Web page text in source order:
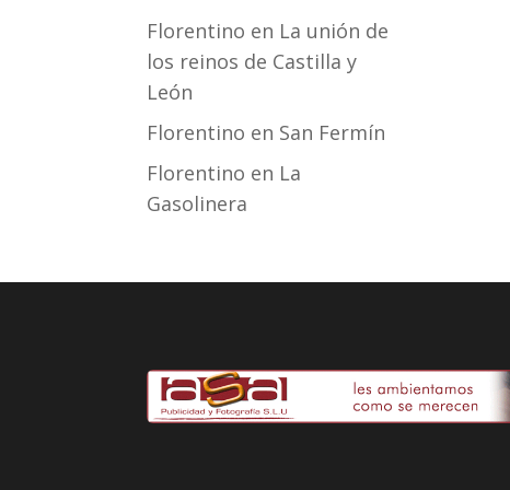
Florentino en La unión de
los reinos de Castilla y
León
Florentino en San Fermín
Florentino en La
Gasolinera